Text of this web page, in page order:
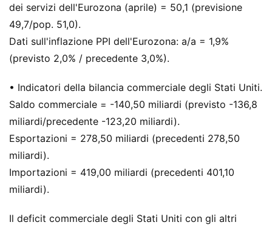
dei servizi dell'Eurozona (aprile) = 50,1 (previsione
49,7/pop. 51,0).
Dati sull'inflazione PPI dell'Eurozona: a/a = 1,9%
(previsto 2,0% / precedente 3,0%).
• Indicatori della bilancia commerciale degli Stati Uniti.
Saldo commerciale = -140,50 miliardi (previsto -136,8
miliardi/precedente -123,20 miliardi).
Esportazioni = 278,50 miliardi (precedenti 278,50
miliardi).
Importazioni = 419,00 miliardi (precedenti 401,10
miliardi).
Il deficit commerciale degli Stati Uniti con gli altri